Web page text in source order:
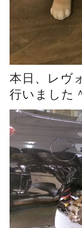
本日、レヴ
行いました